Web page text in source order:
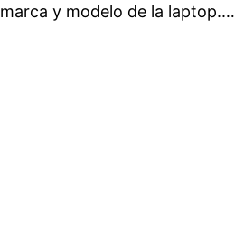
y modelo de la laptop.…